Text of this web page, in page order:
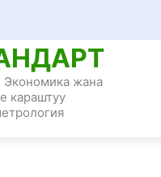
жана
караштуу